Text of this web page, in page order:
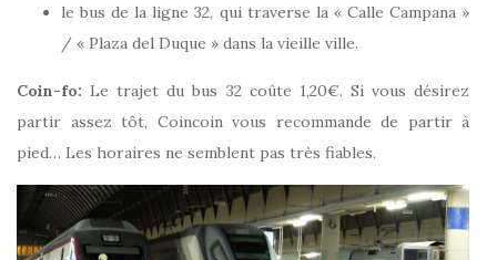
le bus de la ligne 32, qui traverse la « Calle Campana »
/ « Plaza del Duque » dans la vieille ville.
Coin-fo: Le trajet du bus 32 coûte 1,20€. Si vous désirez
partir assez tôt, Coincoin vous recommande de partir à
pied… Les horaires ne semblent pas très fiables.